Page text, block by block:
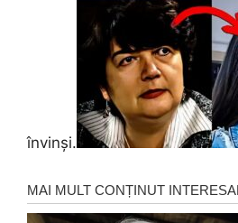
învinși.